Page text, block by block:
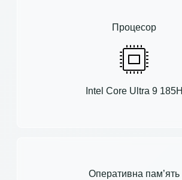
Процесор
Intel Core Ultra 9 185H
Оперативна пам’ять